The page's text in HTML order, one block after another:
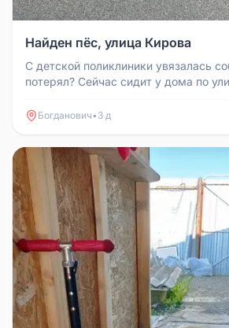
Найден пёс, улица Кирова
С детской поликлиники увязалась
потерял? Сейчас сидит у дома по
Богданович• 3 д